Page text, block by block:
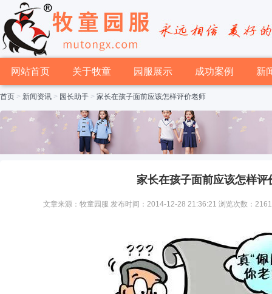
网站首页 关于牧童 园服展示 成功案例 新
首页 > 新闻资讯 > 园长助手 > 家长在孩子面前应该怎样评价老师
家长在孩子面前应该怎样评
文章来源：牧童园服 发布时间：2014-12-28 21:36:21 浏览次数：2161